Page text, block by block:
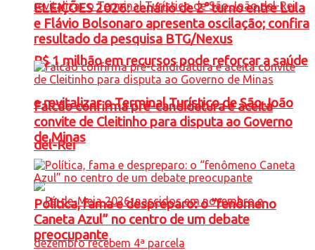
R$ 1 milhão em recursos pode reforçar a saúde
e revitalizar o Terminal Turístico de São João
del-Rei
ELEIÇÕES 2026: cenário de 2° turno entre Lula
e Flávio Bolsonaro apresenta oscilação; confira
resultado da pesquisa BTG/Nexus
Falcão confirma pré-candidatura e aceita
convite de Cleitinho para disputa ao Governo
de Minas
Política, fama e despreparo: o “fenômeno
Caneta Azul” no centro de um debate
preocupante